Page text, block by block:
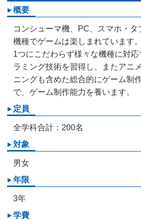
概要
コンシューマ機、PC、スマホ・
機種でゲームは楽しまれています。
1つにこだわらず様々な機種に対
ラミング技術を習得し、またアニ
ニングも含めた総合的にゲーム制
で、ゲーム制作能力を養います。
定員
全学科合計：200名
対象
男女
年限
3年
学費